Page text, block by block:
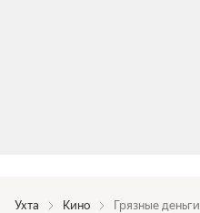
Ухта Кино Грязные деньги